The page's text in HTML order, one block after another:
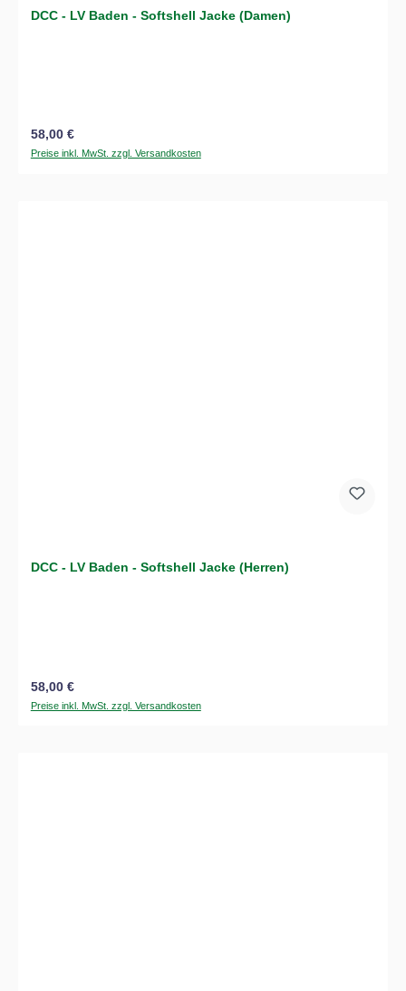
DCC - LV Baden - Softshell Jacke (Damen)
Regulärer Preis:
58,00 €
Preise inkl. MwSt. zzgl. Versandkosten
DCC - LV Baden - Softshell Jacke (Herren)
Regulärer Preis:
58,00 €
Preise inkl. MwSt. zzgl. Versandkosten